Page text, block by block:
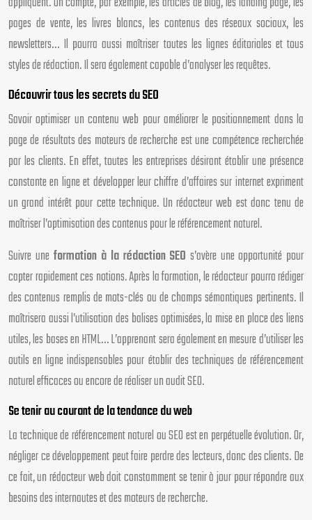
pages de vente, les livres blancs, les contenus des réseaux sociaux, les
newsletters… Il pourra aussi maîtriser toutes les lignes éditoriales et tous
styles de rédaction. Il sera également capable d’analyser les requêtes.
Découvrir tous les secrets du SEO
Savoir optimiser un contenu web pour améliorer le positionnement dans la
page de résultats des moteurs de recherche est une compétence recherchée
par les clients. En effet, toutes les entreprises désirant établir une présence
constante en ligne et développer leur chiffre d’affaires sur internet expriment
un grand intérêt pour cette technique. Un rédacteur web est donc tenu de
maîtriser l’optimisation des contenus pour le référencement naturel.
Suivre une formation à la rédaction SEO s’avère une opportunité pour
capter rapidement ces notions. Après la formation, le rédacteur pourra rédiger
des contenus remplis de mots-clés ou de champs sémantiques pertinents. Il
maîtrisera aussi l’utilisation des balises optimisées, la mise en place des liens
utiles, les bases en HTML… L’apprenant sera également en mesure d’utiliser les
outils en ligne indispensables pour établir des techniques de référencement
naturel efficaces ou encore de réaliser un audit SEO.
Se tenir au courant de la tendance du web
La technique de référencement naturel ou SEO est en perpétuelle évolution. Or,
négliger ce développement peut faire perdre des lecteurs, donc des clients. De
ce fait, un rédacteur web doit constamment se tenir à jour pour répondre aux
besoins des internautes et des moteurs de recherche.